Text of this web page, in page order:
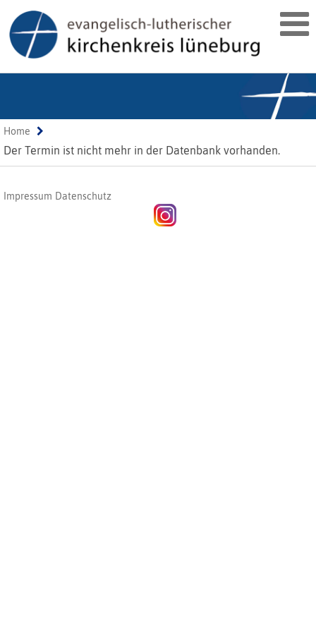
Home
Der Termin ist nicht mehr in der Datenbank vorhanden.
Impressum Datenschutz